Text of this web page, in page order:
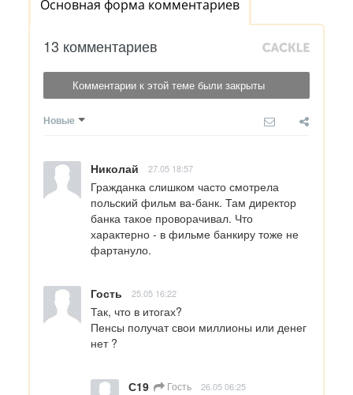
Основная форма комментариев
13 комментариев
Комментарии к этой теме были закрыты
Новые
Николай 27.05 18:57
Гражданка слишком часто смотрела
польский фильм ва-банк. Там директор
банка такое проворачивал. Что
характерно - в фильме банкиру тоже не
фартануло.
Гость 25.05 16:22
Так, что в итогах?
Пенсы получат свои миллионы или денег
нет ?
С19 Гость 26.05 06:25